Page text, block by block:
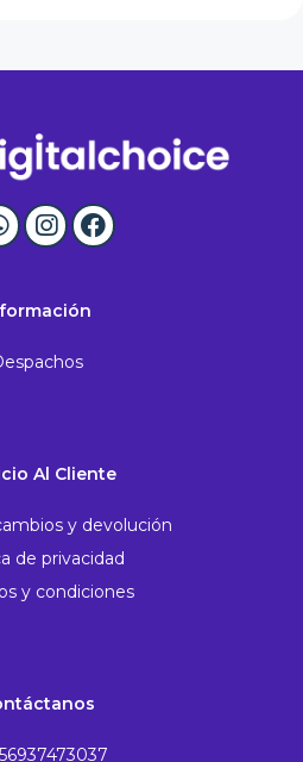
Al Cliente
y devolución
de privacidad
y condiciones